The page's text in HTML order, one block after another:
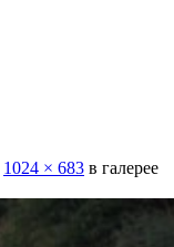
1024 × 683 в галерее